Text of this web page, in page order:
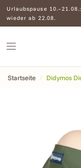
Urlaubspause
wieder ab 22.08.
Startseite / Didymos